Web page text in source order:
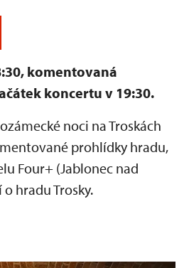
komentovaná
koncertu v 19:30.
noci na Troskách
prohlídky hradu,
Four+ (Jablonec nad
hradu Trosky.